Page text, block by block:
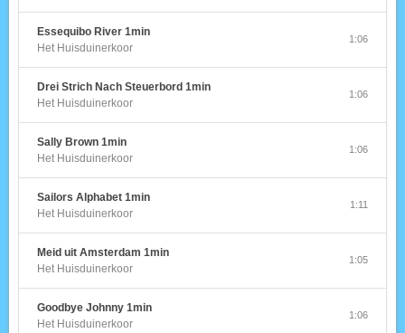
Essequibo River 1min
Het Huisduinerkoor
1:06
Drei Strich Nach Steuerbord 1min
Het Huisduinerkoor
1:06
Sally Brown 1min
Het Huisduinerkoor
1:06
Sailors Alphabet 1min
Het Huisduinerkoor
1:11
Meid uit Amsterdam 1min
Het Huisduinerkoor
1:05
Goodbye Johnny 1min
Het Huisduinerkoor
1:06